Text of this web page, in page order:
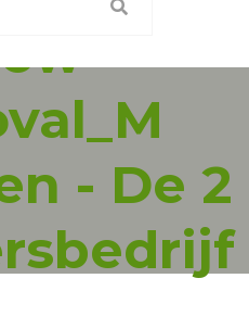
- De 2